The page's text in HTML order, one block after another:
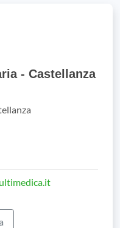
- Castellanza